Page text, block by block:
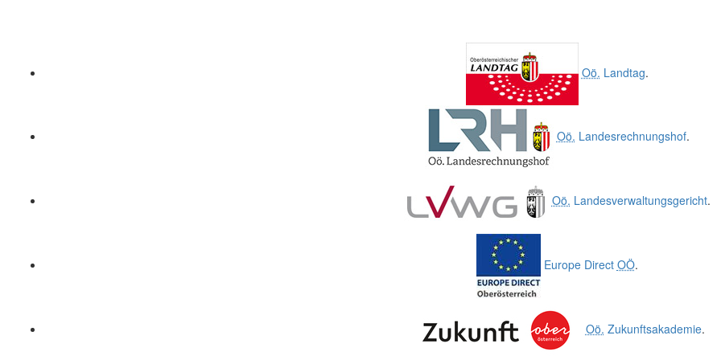
Oö. Landtag.
Oö. Landesrechnungshof.
Oö. Landesverwaltungsgericht.
Europe Direct OÖ.
Oö. Zukunftsakademie.